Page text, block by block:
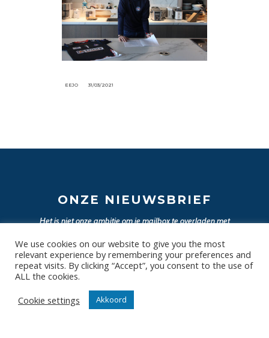
EEJO 31/03/2021
ONZE NIEUWSBRIEF
Het is niet onze ambitie om je mailbox te overladen met
de belangrijkste gebeurtenissen in onze club.
Wil jij als eerste de nieuwtjes weten? Schrijf je hier in
voor onze nieuwsbrief.
JA, SCHRIJF MIJ IN
We use cookies on our website to give you the most
relevant experience by remembering your preferences and
repeat visits. By clicking “Accept”, you consent to the use of
ALL the cookies.
Cookie settings
Akkoord